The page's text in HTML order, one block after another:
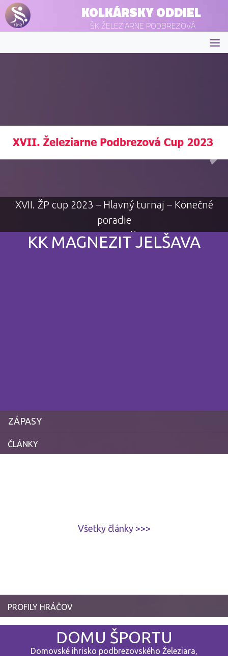
KOLKÁRSKY ODDIEL
ŠK ŽELEZIARNE PODBREZOVÁ
XVII. ŽP cup 2023 – Hlavný turnaj – Konečné
poradie
19. augusta 2023 News
KK MAGNEZIT JELŠAVA
ZÁPASY
ČLÁNKY
Všetky články >>>
PROFILY HRÁČOV
DOMU ŠPORTU
Domovské ihrisko podbrezovského Železiara,